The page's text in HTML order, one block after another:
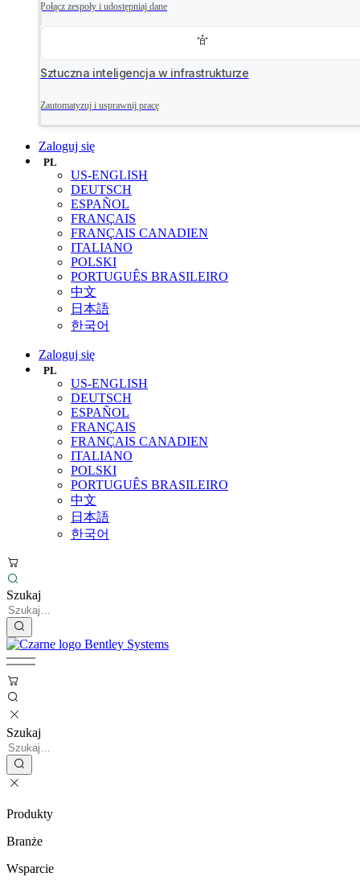
Połącz zespoły i udostępniaj dane
Sztuczna inteligencja w infrastrukturze
Zautomatyzuj i usprawnij pracę
Zaloguj się
PL
US-ENGLISH
DEUTSCH
ESPAÑOL
FRANÇAIS
FRANÇAIS CANADIEN
ITALIANO
POLSKI
PORTUGUÊS BRASILEIRO
中文
日本語
한국어
Zaloguj się
PL
US-ENGLISH
DEUTSCH
ESPAÑOL
FRANÇAIS
FRANÇAIS CANADIEN
ITALIANO
POLSKI
PORTUGUÊS BRASILEIRO
中文
日本語
한국어
Szukaj
Szukaj
Produkty
Branże
Wsparcie